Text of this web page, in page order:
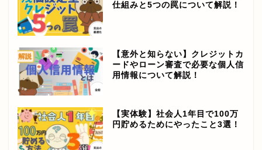
仕組みと5つの罠について解説！
【意外と知らない】クレジットカ
ードやローン審査で必要な個人信
用情報について解説！
【実体験】社会人1年目で100万
円貯めるためにやったこと3選！